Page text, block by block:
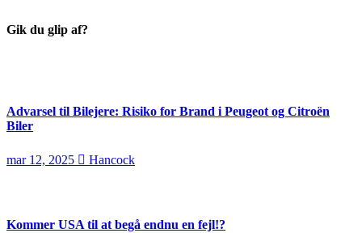
Gik du glip af?
Advarsel til Bilejere: Risiko for Brand i Peugeot og Citroën
Biler
mar 12, 2025 Hancock
Kommer USA til at begå endnu en fejl!?